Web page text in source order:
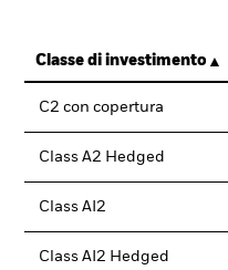
Classe di investimento
C2 con copertura
Class A2 Hedged
Class AI2
Class AI2 Hedged